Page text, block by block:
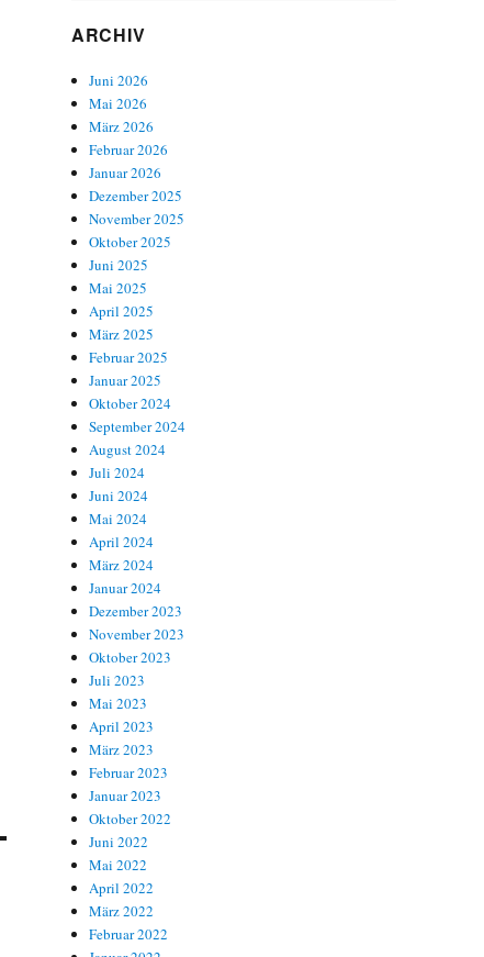
ARCHIV
Juni 2026
Mai 2026
März 2026
Februar 2026
Januar 2026
Dezember 2025
November 2025
Oktober 2025
Juni 2025
Mai 2025
April 2025
März 2025
Februar 2025
Januar 2025
Oktober 2024
September 2024
August 2024
Juli 2024
Juni 2024
Mai 2024
April 2024
März 2024
Januar 2024
Dezember 2023
November 2023
Oktober 2023
Juli 2023
Mai 2023
April 2023
März 2023
Februar 2023
Januar 2023
Oktober 2022
Juni 2022
Mai 2022
April 2022
März 2022
Februar 2022